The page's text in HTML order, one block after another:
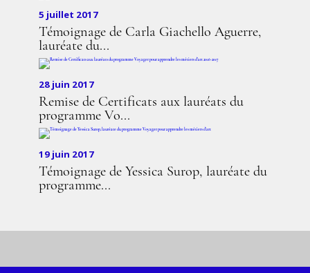
5 juillet 2017
Témoignage de Carla Giachello Aguerre,
lauréate du...
28 juin 2017
Remise de Certificats aux lauréats du
programme Vo...
19 juin 2017
Témoignage de Yessica Surop, lauréate du
programme...